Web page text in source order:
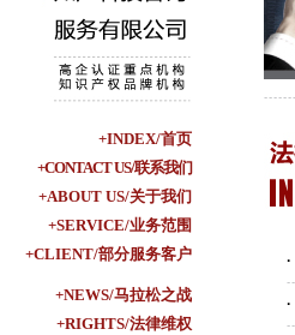
+INDEX/首页
+CONTACT US/联系我们
+ABOUT US/关于我们
+SERVICE/业务范围
+CLIENT/部分服务客户
+NEWS/马拉松之战
+RIGHTS/法律维权
·
·